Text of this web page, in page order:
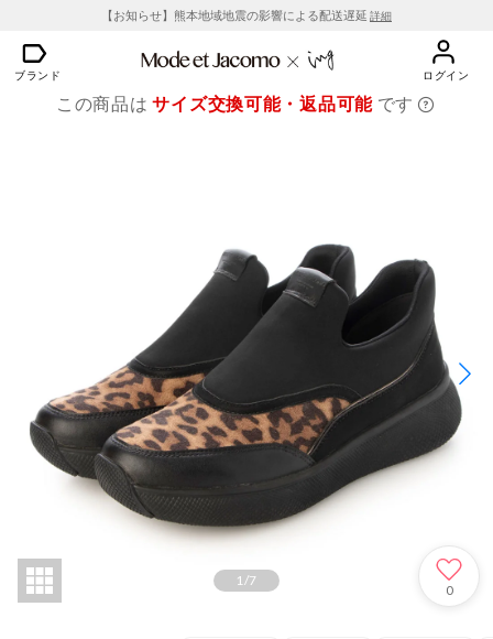
【お知らせ】熊本地域地震の影響による配送遅延 詳細
ブランド ログイン
この商品はサイズ交換可能・返品可能 です
1/7
0